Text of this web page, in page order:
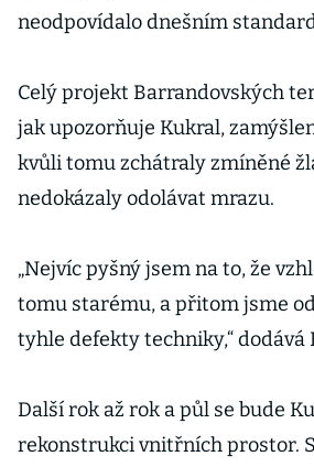
neodpovídalo dnešním
Celý projekt Barrandovských
jak upozorňuje Kukral,
kvůli tomu zchátraly zmíněné
nedokázaly odolávat mrazu.
„Nejvíc pyšný jsem na to, že
tomu starému, a přitom jsme
tyhle defekty techniky,“ dodává
Další rok až rok a půl se bude
rekonstrukci vnitřních prostor.